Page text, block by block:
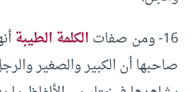
16- ومن صفات
الكلمة الطيبة
صاحبها أن الكبير والصغير